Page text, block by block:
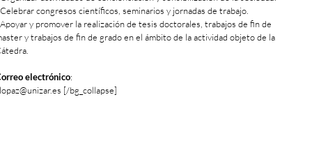
congresos científicos, seminarios y jornadas de trabajo.
y promover la realización de tesis doctorales, trabajos de fin de
y trabajos de fin de grado en el ámbito de la actividad objeto de la
electrónico:
[/bg_collapse]